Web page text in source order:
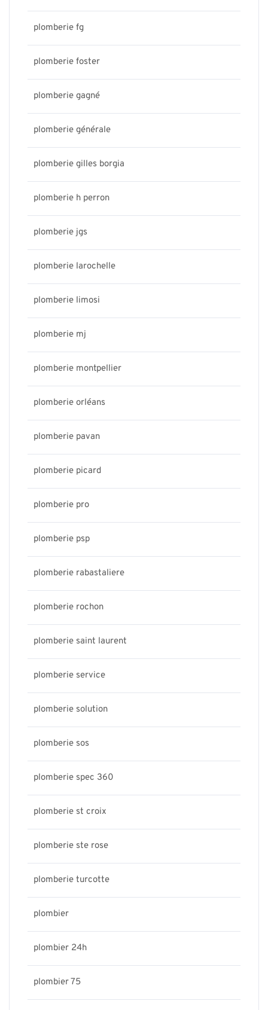
plomberie fg
plomberie foster
plomberie gagné
plomberie générale
plomberie gilles borgia
plomberie h perron
plomberie jgs
plomberie larochelle
plomberie limosi
plomberie mj
plomberie montpellier
plomberie orléans
plomberie pavan
plomberie picard
plomberie pro
plomberie psp
plomberie rabastaliere
plomberie rochon
plomberie saint laurent
plomberie service
plomberie solution
plomberie sos
plomberie spec 360
plomberie st croix
plomberie ste rose
plomberie turcotte
plombier
plombier 24h
plombier 75